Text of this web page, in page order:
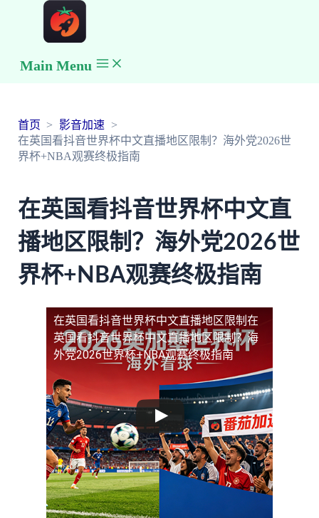
Main Menu
首页
影音加速
在英国看抖音世界杯中文直播地区限制？海外党2026世
界杯+NBA观赛终极指南
在英国看抖音世界杯中文直
播地区限制？海外党2026世
界杯+NBA观赛终极指南
在英国看抖音世界杯中文直播地区限制 在
英国看抖音世界杯中文直播地区限制？海
外党2026世界杯+NBA观赛终极指南